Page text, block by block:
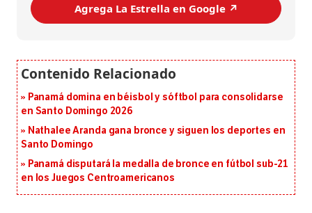
Agrega La Estrella en Google ↗️
Panamá domina en béisbol y sóftbol para consolidarse
en Santo Domingo 2026
Nathalee Aranda gana bronce y siguen los deportes en
Santo Domingo
Panamá disputará la medalla de bronce en fútbol sub-21
en los Juegos Centroamericanos